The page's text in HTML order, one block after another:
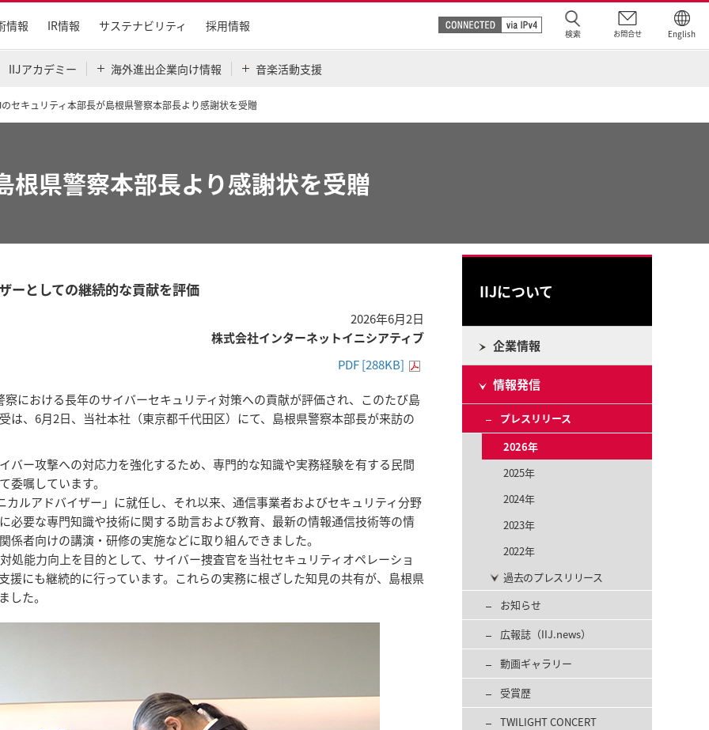
情報 IR情報 サステナビリティ 採用情報
検索 お問合せ English
IIJアカデミー 海外進出企業向け情報 音楽活動支援
セキュリティ本部長が島根県警察本部長より感謝状を受贈
県警察本部長より感謝状を受贈
ーとしての継続的な貢献を評価
2026年6月2日
株式会社インターネットイニシアティブ
PDF [288KB]
における長年のサイバーセキュリティ対策への貢献が評価され、このたび島
、6月2日、当社本社（東京都千代田区）にて、島根県警察本部長が来訪の
バー攻撃への対応力を強化するため、専門的な知識や実務経験を有する民間
委嘱しています。
ルアドバイザー」に就任し、それ以来、通信事業者およびセキュリティ分野
必要な専門知識や技術に関する助言および教育、最新の情報通信技術等の情
者向けの講演・研修の実施などに取り組んできました。
処能力向上を目的として、サイバー捜査官を当社セキュリティオペレーショ
援にも継続的に行っています。これらの実務に根ざした知見の共有が、島根県
した。
IIJについて
企業情報
情報発信
プレスリリース
2026年
2025年
2024年
2023年
2022年
過去のプレスリリース
お知らせ
広報誌（IIJ.news）
動画ギャラリー
受賞歴
TWILIGHT CONCERT